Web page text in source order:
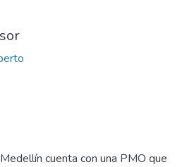
cuenta con una PMO que